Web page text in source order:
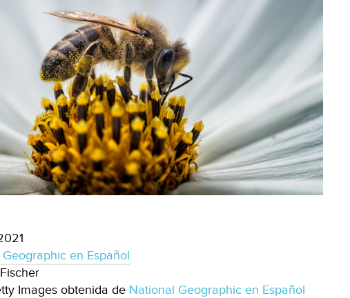
en Español
Images obtenida de National Geographic en Español